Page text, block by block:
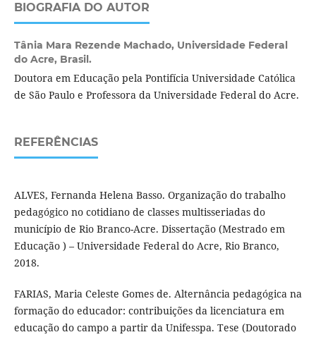
BIOGRAFIA DO AUTOR
Tânia Mara Rezende Machado, Universidade Federal
do Acre, Brasil.
Doutora em Educação pela Pontifícia Universidade Católica
de São Paulo e Professora da Universidade Federal do Acre.
REFERÊNCIAS
ALVES, Fernanda Helena Basso. Organização do trabalho
pedagógico no cotidiano de classes multisseriadas do
município de Rio Branco-Acre. Dissertação (Mestrado em
Educação ) – Universidade Federal do Acre, Rio Branco,
2018.
FARIAS, Maria Celeste Gomes de. Alternância pedagógica na
formação do educador: contribuições da licenciatura em
educação do campo a partir da Unifesspa. Tese (Doutorado